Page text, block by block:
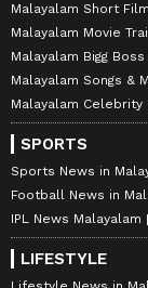
Malayalam Short
Malayalam Movie
Malayalam Bigg Boss
Malayalam Songs &
Malayalam Celebrity
SPORTS
Sports News in
Football News in
IPL News Malayalam
LIFESTYLE